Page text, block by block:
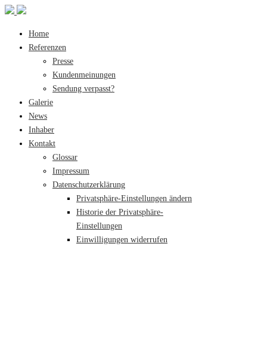
Home
Referenzen
Presse
Kundenmeinungen
Sendung verpasst?
Galerie
News
Inhaber
Kontakt
Glossar
Impressum
Datenschutzerklärung
Privatsphäre-Einstellungen ändern
Historie der Privatsphäre-
Einstellungen
Einwilligungen widerrufen